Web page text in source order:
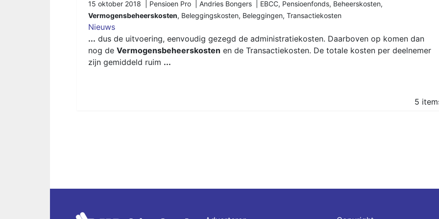
15 oktober 2018 | Pensioen Pro | Andries Bongers | EBCC, Pensioenfonds, Beheerskosten,
Vermogensbeheerskosten, Beleggingskosten, Beleggingen, Transactiekosten
Nieuws
... dus de uitvoering, eenvoudig gezegd de administratiekosten. Daarboven op komen dan
nog de Vermogensbeheerskosten en de Transactiekosten. De totale kosten per deelnemer
zijn gemiddeld ruim ...
5